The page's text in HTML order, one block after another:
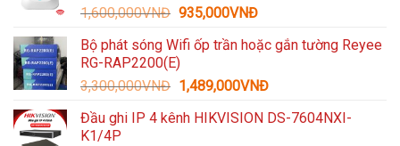
1,600,000VNĐ Giá
là:
1,600,000VNĐ.
935,000VNĐGiá
tại
935,000VNĐ.
Bộ phát sóng Wifi ốp trần hoặc gắn tường Reyee
RG-RAP2200(E)
3,300,000VNĐ Giá
là:
1,489,000VNĐGiá
tại
Đầu ghi IP 4 kênh HIKVISION DS-7604NXI-
K1/4P